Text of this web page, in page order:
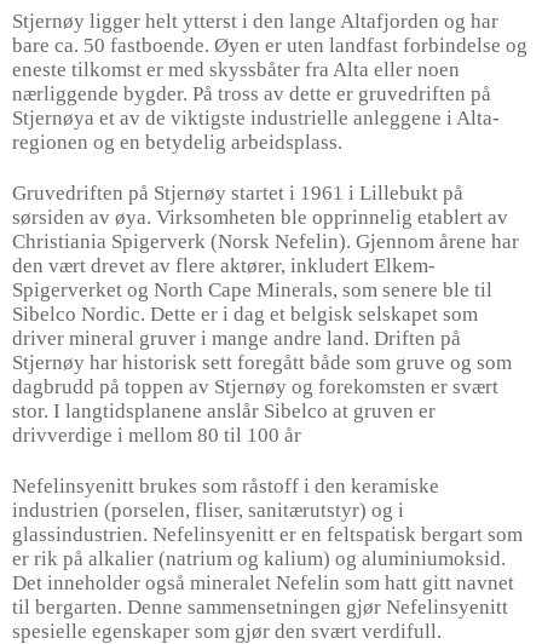
Stjernøy ligger helt ytterst i den lange Altafjorden og har
bare ca. 50 fastboende. Øyen er uten landfast forbindelse og
eneste tilkomst er med skyssbåter fra Alta eller noen
nærliggende bygder. På tross av dette er gruvedriften på
Stjernøya et av de viktigste industrielle anleggene i Alta-
regionen og en betydelig arbeidsplass.
Gruvedriften på Stjernøy startet i 1961 i Lillebukt på
sørsiden av øya. Virksomheten ble opprinnelig etablert av
Christiania Spigerverk (Norsk Nefelin). Gjennom årene har
den vært drevet av flere aktører, inkludert Elkem-
Spigerverket og North Cape Minerals, som senere ble til
Sibelco Nordic. Dette er i dag et belgisk selskapet som
driver mineral gruver i mange andre land. Driften på
Stjernøy har historisk sett foregått både som gruve og som
dagbrudd på toppen av Stjernøy og forekomsten er svært
stor. I langtidsplanene anslår Sibelco at gruven er
drivverdige i mellom 80 til 100 år
Nefelinsyenitt brukes som råstoff i den keramiske
industrien (porselen, fliser, sanitærutstyr) og i
glassindustrien. Nefelinsyenitt er en feltspatisk bergart som
er rik på alkalier (natrium og kalium) og aluminiumoksid.
Det inneholder også mineralet Nefelin som hatt gitt navnet
til bergarten. Denne sammensetningen gjør Nefelinsyenitt
spesielle egenskaper som gjør den svært verdifull.